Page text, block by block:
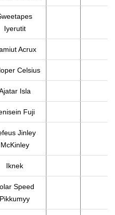
Iyerutit
Acrux
Celsius
Isla
Fuji
Jinley
McKinley
Iknek
Speed
Pikkumyy